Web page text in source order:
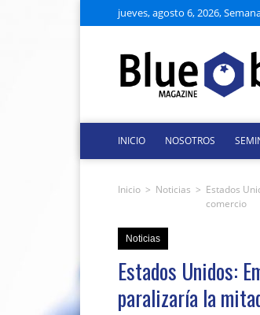
jueves, agosto 6, 2026,
INICIO NOSOTROS
Inicio > Noticias > Estados
comercio
Noticias
Estados Unidos:
paralizaría la